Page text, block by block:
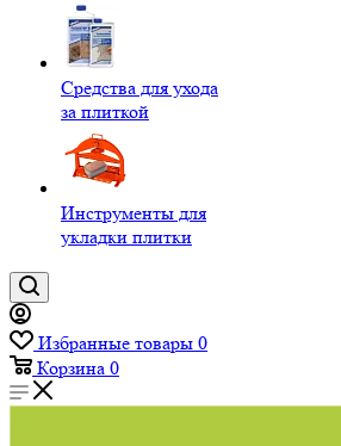
Средства для ухода
за плиткой
Инструменты для
укладки плитки
Избранные товары 0
Корзина 0